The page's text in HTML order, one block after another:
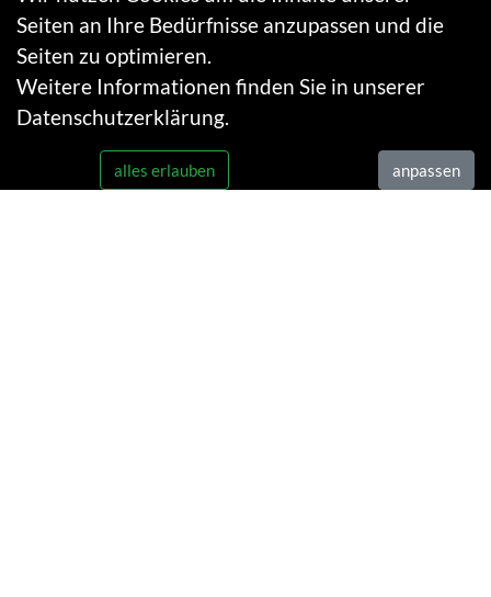
Seiten an Ihre Bedürfnisse anzupassen und die
Seiten zu optimieren.
Weitere Informationen finden Sie in unserer
Datenschutzerklärung.
alles erlauben anpassen